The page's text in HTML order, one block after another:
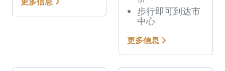
步行即可到达市
中心
更多信息